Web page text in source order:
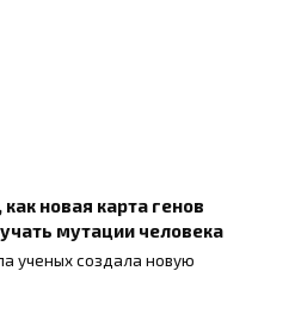
новая карта генов
мутации человека
ученых создала новую